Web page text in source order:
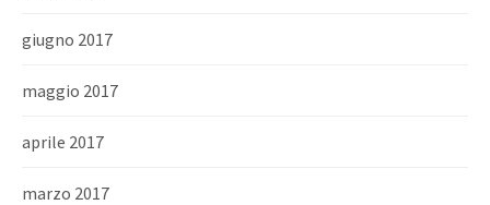
giugno 2017
maggio 2017
aprile 2017
marzo 2017